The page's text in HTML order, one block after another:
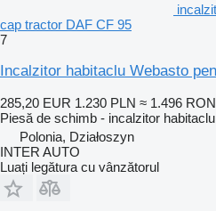
cap tractor DAF CF 95
7
Incalzitor habitaclu Webasto
285,20 EUR 1.230 PLN ≈ 1.496 RON
Piesă de schimb - incalzitor habitaclu
Polonia, Działoszyn
INTER AUTO
Luați legătura cu vânzătorul